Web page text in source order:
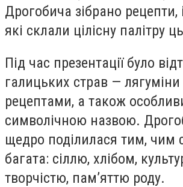
Дрогобича зібрано рецепти,
які склали цілісну палітру
Під час презентації було
галицьких страв —
рецептами, а також
символічною назвою.
щедро поділилася тим, чим
багата: сіллю, хлібом,
творчістю, памʼяттю роду.